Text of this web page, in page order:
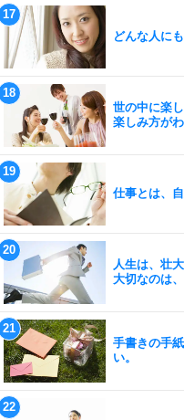
どんな人に
世の中に楽
楽しみ方が
仕事とは、
人生は、壮
大切なのは
手書きの手
い。